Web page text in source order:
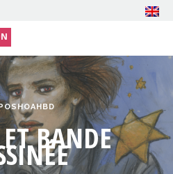
BANDE